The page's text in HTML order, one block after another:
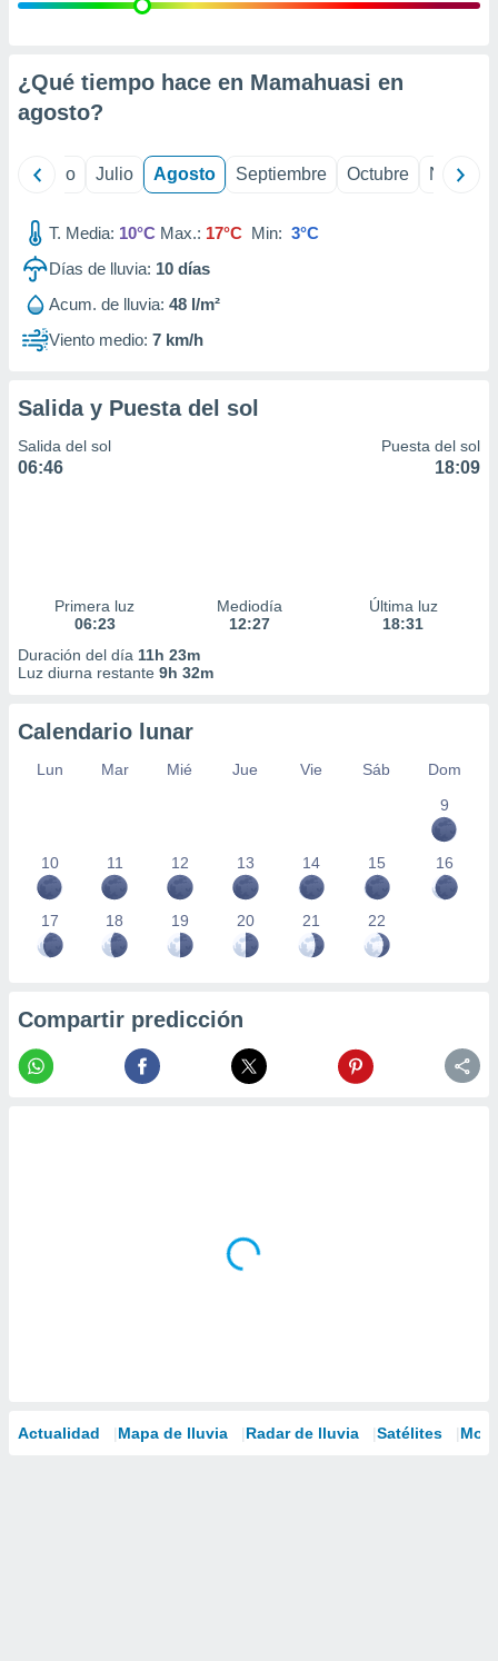
e
mediante
de
1199
¿Qué tiempo hace en Mamahuasi en
agosto?
Junio Julio Agosto Septiembre Octubre
T. Media: 10°C Max.: 17°C Min: 3°C
Días de lluvia: 10 días
Acum. de lluvia: 48 l/m²
Viento medio: 7 km/h
Salida y Puesta del sol
Salida del sol
06:46
Puesta del sol
18:09
Primera luz
06:23
Mediodía
12:27
Última luz
18:31
Duración del día 11h 23m
Luz diurna restante 9h 32m
Calendario lunar
Lun Mar Mié Jue Vie Sáb
Dom
9
10 11 12 13 14 15 16
17 18 19 20 21 22
Compartir predicción
Actualidad Mapa de lluvia Radar de lluvia Satélites